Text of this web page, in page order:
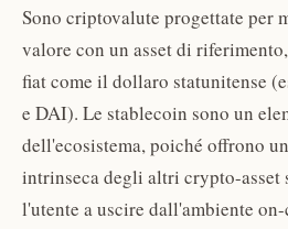
Sono criptovalute progettate per
valore con un asset di
fiat come il dollaro statunitense
e DAI). Le stablecoin sono un
dell'ecosistema, poiché offrono
intrinseca degli altri crypto-asset
l'utente a uscire dall'ambiente